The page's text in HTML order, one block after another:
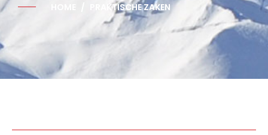
PRAKTISCHE ZAKEN